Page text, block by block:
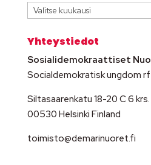
Arkisto
Yhteystiedot
Sosialidemokraattiset
Socialdemokratisk ungdom rf
Siltasaarenkatu 18-20 C 6 krs.
00530 Helsinki Finland
toimisto@demarinuoret.fi